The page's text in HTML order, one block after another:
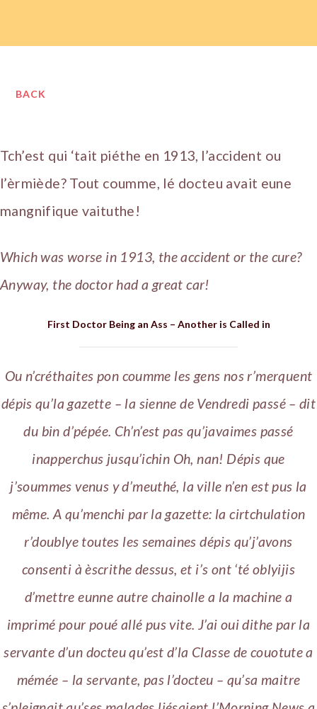
BACK
Tch’est qui ‘tait piéthe en 1913, l’accident ou
l’èrmiède? Tout coumme, lé docteu avait eune
mangnifique vaituthe!
Which was worse in 1913, the accident or the cure?
Anyway, the doctor had a great car!
First Doctor Being an Ass – Another is Called in
Ou n’créthaites pon coumme les gens nos r’merquent
dépis qu’la gazette – la sienne de Vendredi passé – dit
du bin d’pépée. Ch’n’est pas qu’javaimes passé
inapperchus jusqu’ichin Oh, nan! Dépis que
j’soummes venus y d’meuthé, la ville n’en est pus la
même. A qu’menchi par la gazette: la cirtchulation
r’doublye toutes les semaines dépis qu’j’avons
consenti à èscrithe dessus, et i’s ont ‘té oblyijis
d’mettre eunne autre chainolle a la machine a
imprimé pour poué allé pus vite. J’ai oui dithe par la
servante d’un docteu qu’est d’la Classe de couotute a
mémée – la servante, pas l’docteu – qu’sa maitre